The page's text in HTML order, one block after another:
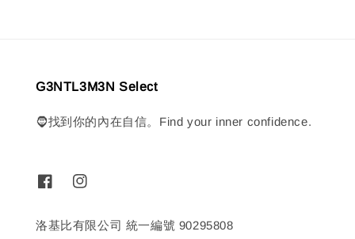
G3NTL3M3N Select
🧔找到你的內在自信。Find your inner confidence.
洛基比有限公司 統一編號 90295808